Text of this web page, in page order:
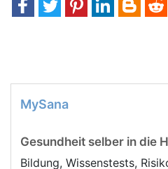
MySana
Gesundheit selber in die
Bildung, Wissenstests,